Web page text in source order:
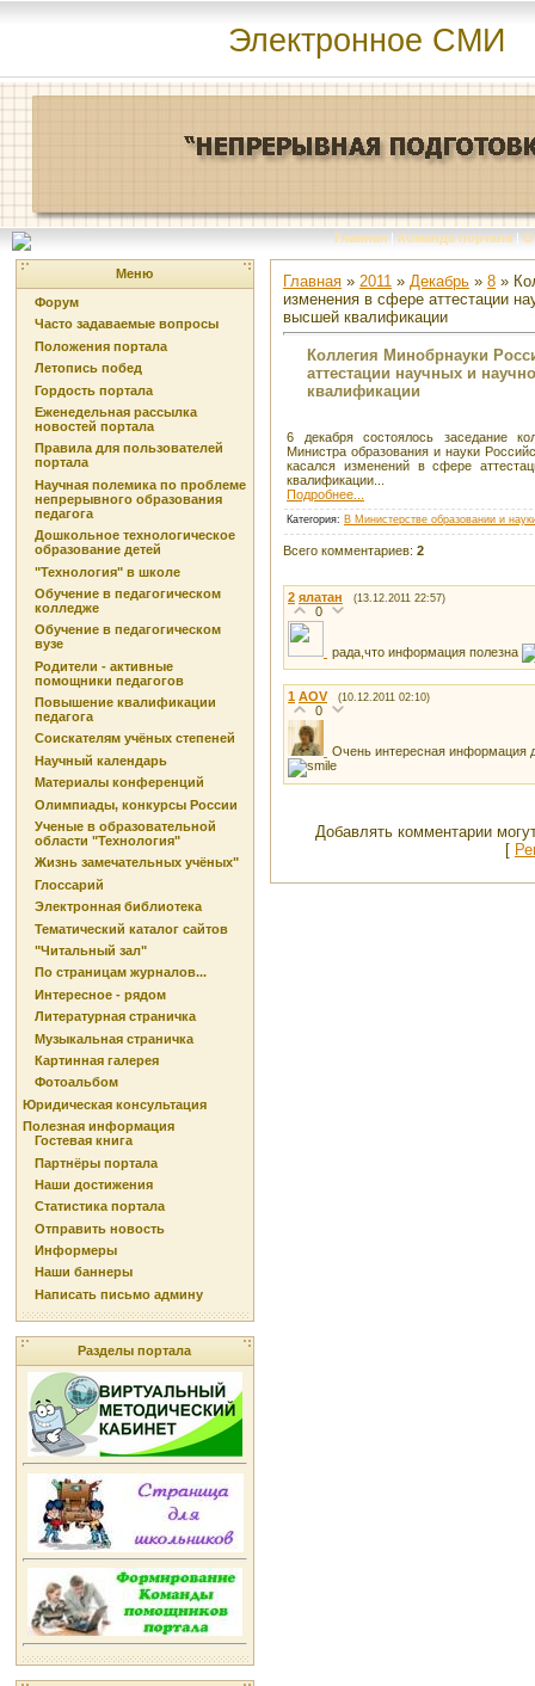
Электронное СМИ
Главная | Команда портала | О
Меню
Форум
Часто задаваемые вопросы
Положения портала
Летопись побед
Гордость портала
Еженедельная рассылка
новостей портала
Правила для пользователей
портала
Научная полемика по проблеме
непрерывного образования
педагога
Дошкольное технологическое
образование детей
"Технология" в школе
Обучение в педагогическом
колледже
Обучение в педагогическом
вузе
Родители - активные
помощники педагогов
Повышение квалификации
педагога
Соискателям учёных степеней
Научный календарь
Материалы конференций
Олимпиады, конкурсы России
Ученые в образовательной
области "Технология"
Жизнь замечательных учёных"
Глоссарий
Электронная библиотека
Тематический каталог сайтов
"Читальный зал"
По страницам журналов...
Интересное - рядом
Литературная страничка
Музыкальная страничка
Картинная галерея
Фотоальбом
Юридическая консультация
Полезная информация
Гостевая книга
Партнёры портала
Наши достижения
Статистика портала
Отправить новость
Информеры
Наши баннеры
Написать письмо админу
Разделы портала
Главная » 2011 » Декабрь » 8 »
изменения в сфере аттестации
высшей квалификации
Коллегия Минобрнауки
аттестации научных и
квалификации
6 декабря состоялось заседание
Министра образования и науки
касался изменений в сфере
квалификации...
Подробнее...
Категория: В Министерстве образовании и
Всего комментариев: 2
2 ялатан (13.12.2011 22:57)
0
рада,что информация полезна
1 AOV (10.12.2011 02:10)
0
Очень интересная информация
Добавлять комментарии
[